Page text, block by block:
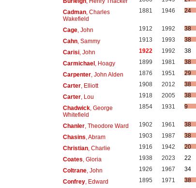
Cadman, Charles
Wakefield
1881 1946 24
Cage, John 1912 1992
38
Cahn, Sammy 1913 1993
38
Carisi, John 1922 1992
38
Carmichael, Hoagy 1899 1981
38
Carpenter, John Alden 1876 1951
29
Carter, Elliott 1908 2012
38
Carter, Lou 1918 2005
38
Chadwick, George
Whitefield
1854 1931 9
Chanler, Theodore Ward 1902 1961
38
Chasins , Abram 1903 1987
38
Christian, Charlie 1916 1942
20
Coates , Gloria 1938 2023
22
Coltrane, John 1926 1967
34
Confrey, Edward 1895 1971
38